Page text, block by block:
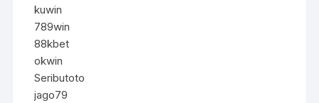
kuwin
789win
88kbet
okwin
Seributoto
jago79